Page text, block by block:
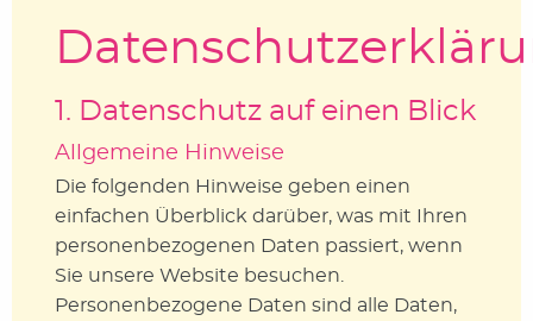
1. Datenschutz auf einen Blick
Allgemeine Hinweise
Die folgenden Hinweise geben einen
einfachen Überblick darüber, was mit Ihren
personenbezogenen Daten passiert, wenn
Sie unsere Website besuchen.
Personenbezogene Daten sind alle Daten,